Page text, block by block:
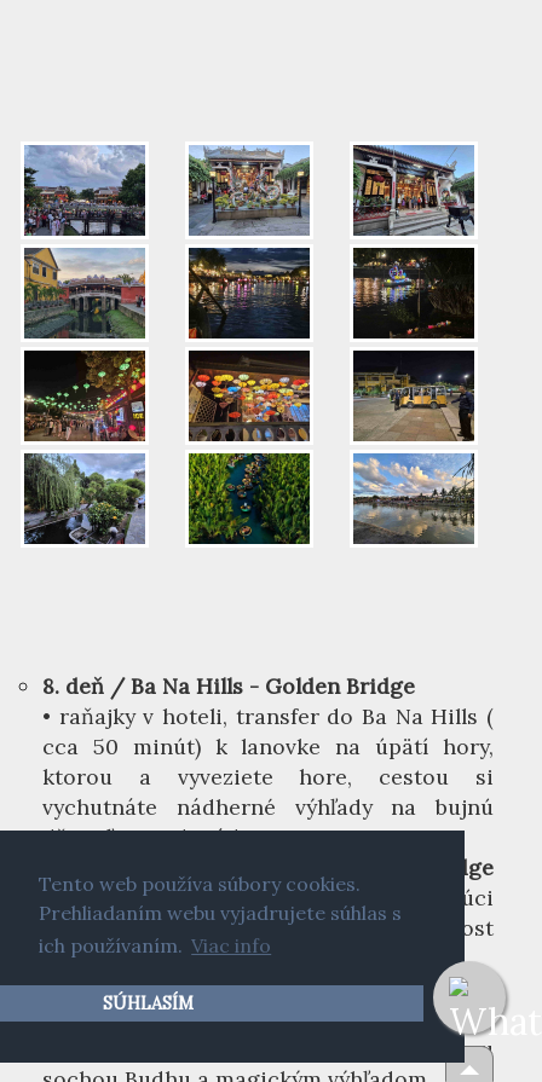
Tento web používa súbory cookies.
Prehliadaním webu vyjadrujete súhlas s
ich používaním. Viac info
SÚHLASÍM
8. deň / Ba Na Hills - Golden Bridge
• raňajky v hoteli, transfer do Ba Na Hills (
cca 50 minút) k lanovke na úpätí hory,
ktorou a vyveziete hore, cestou si
vychutnáte nádherné výhľady na bujnú
džungľu a vodopády
Golden Bridge
s jedinečným dizajnom znázorňujúci
obrovský pár rúk, ktorý dvíha most
uprostred oblakov
• prejdete sa poLe Jardins tématickými
zónami a kvetinovými aranžmánmi,
navštívte pagodu Linh Ung s 27 m vysokou